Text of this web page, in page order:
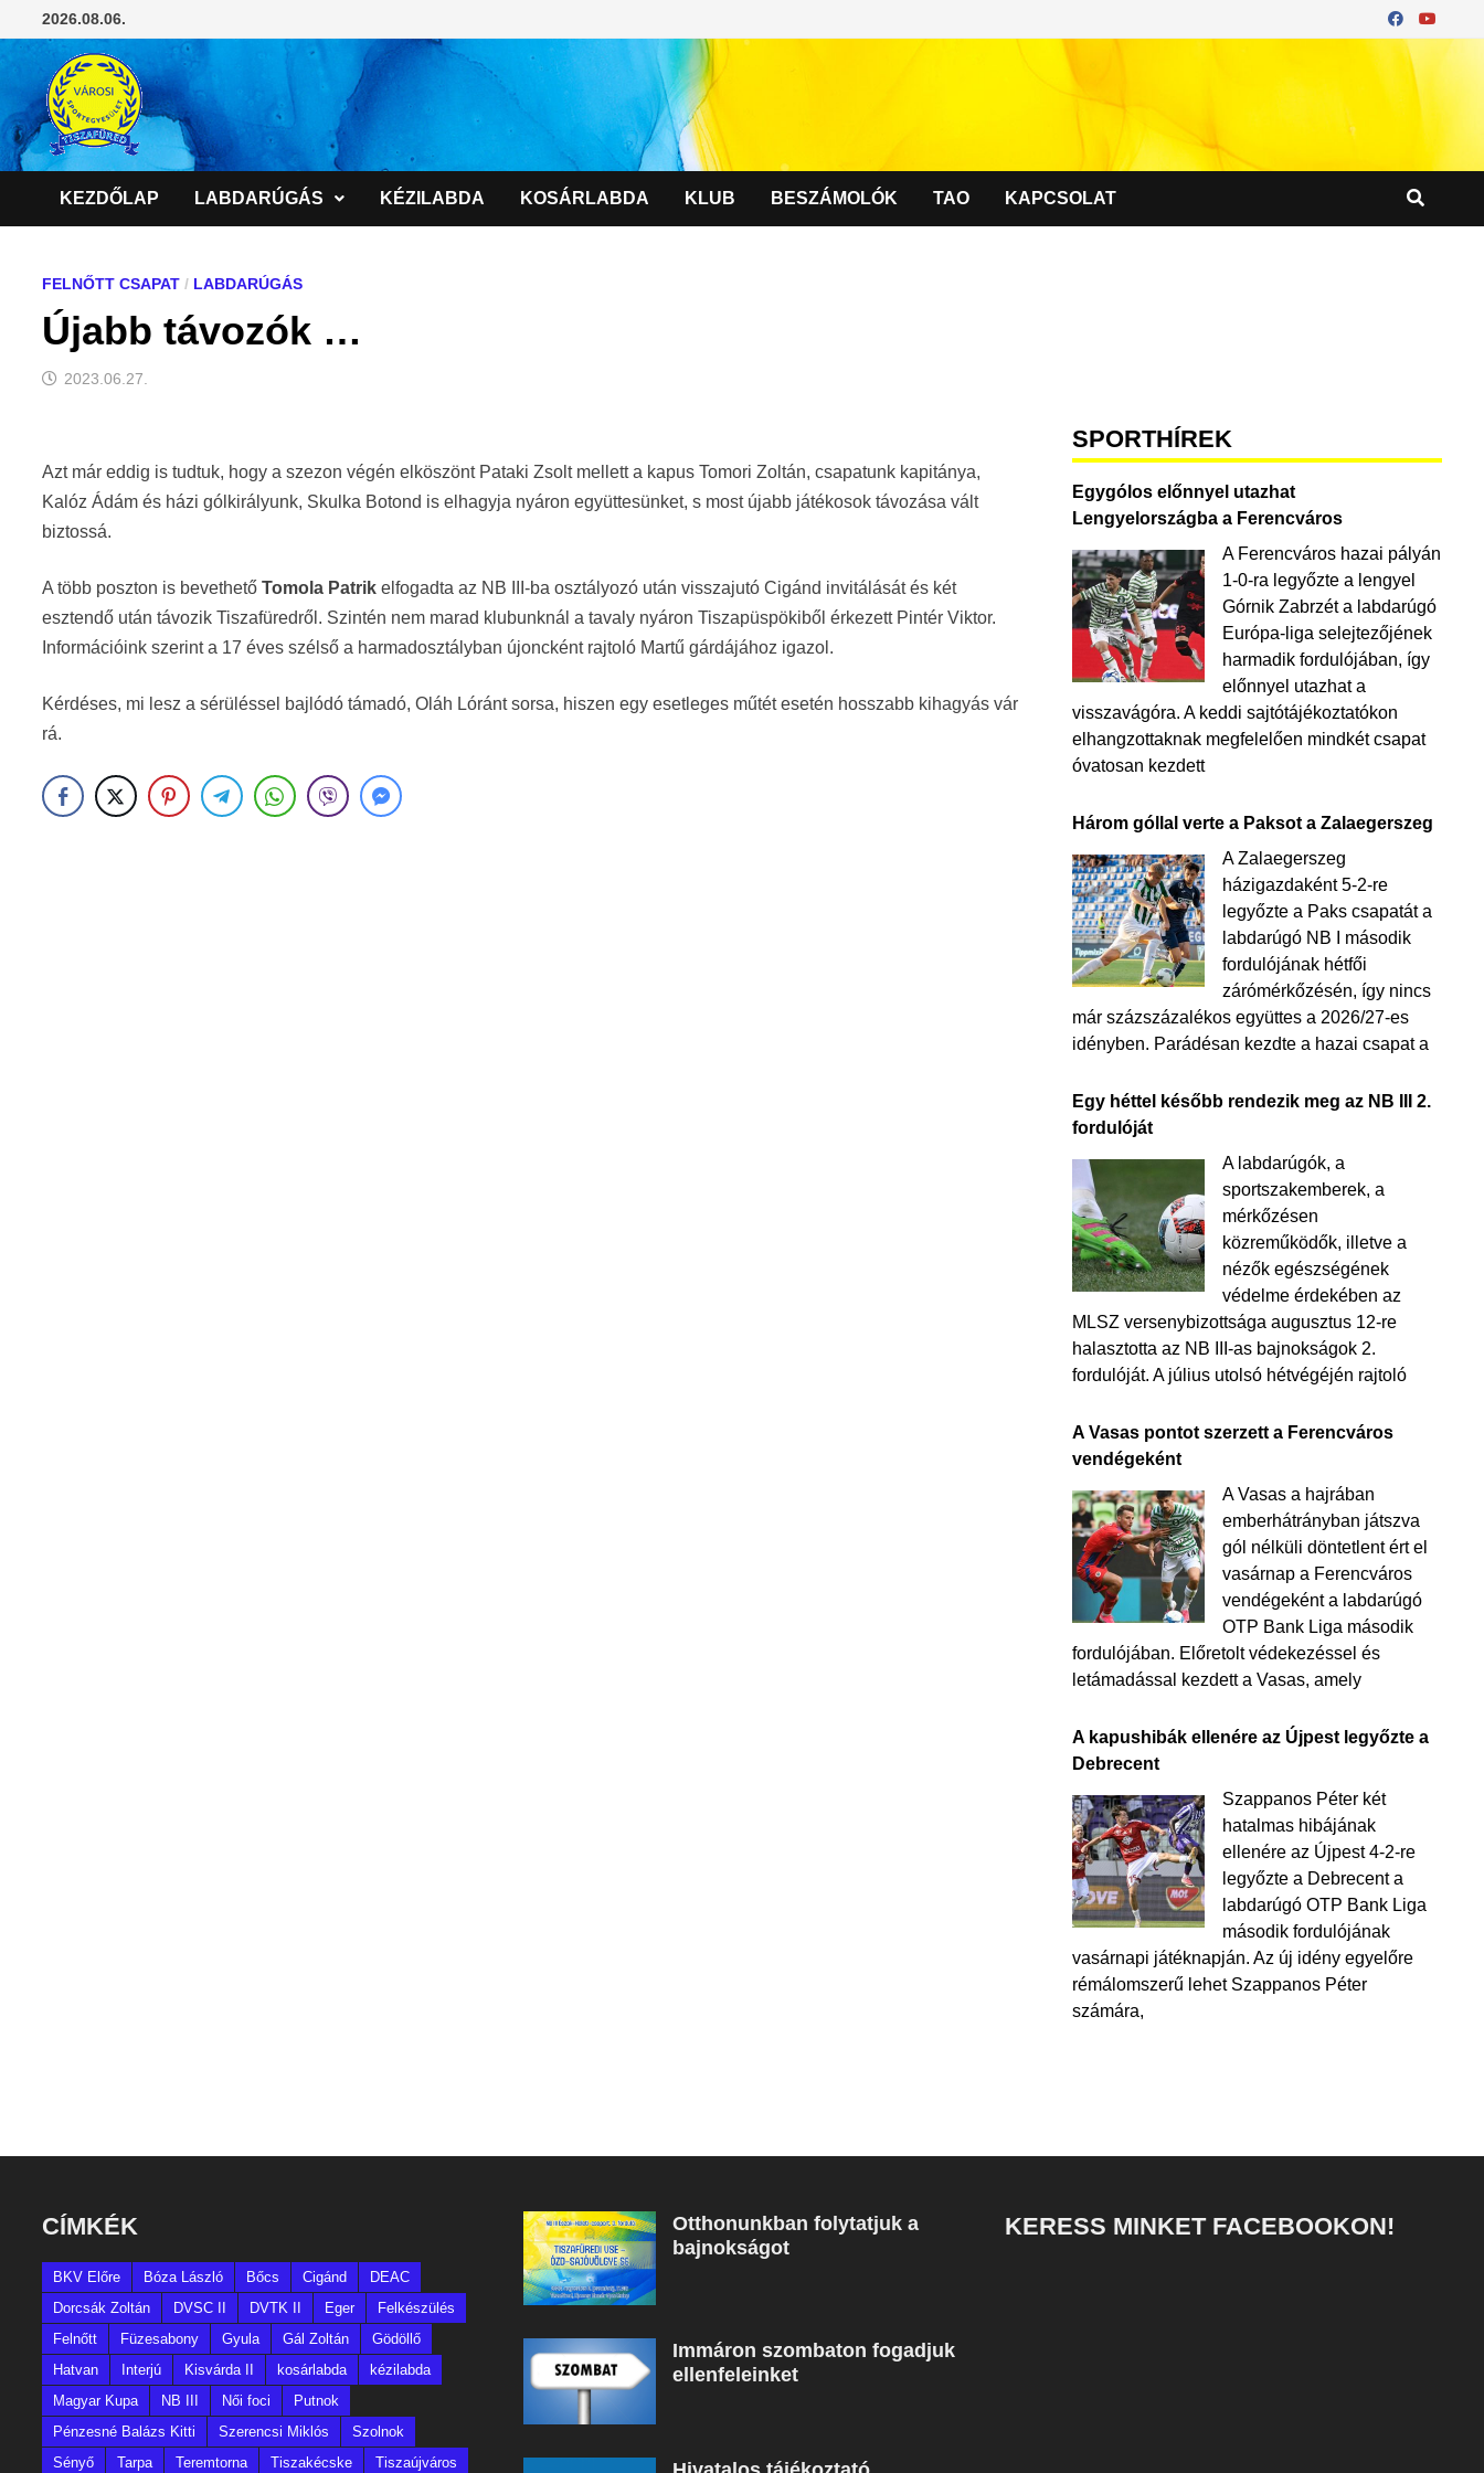
to
2026.08.06.
KEZDŐLAP LABDARÚGÁS KÉZILABDA KOSÁRLABDA KLUB BESZÁMOLÓK TAO KAPCSOLAT
FELNŐTT CSAPAT / LABDARÚGÁS
Újabb távozók …
2023.06.27.
Azt már eddig is tudtuk, hogy a szezon végén elköszönt Pataki Zsolt mellett a kapus Tomori Zoltán, csapatunk kapitánya,
Kalóz Ádám és házi gólkirályunk, Skulka Botond is elhagyja nyáron együttesünket, s most újabb játékosok távozása vált
biztossá.
A több poszton is bevethetőTomola Patrikelfogadta az NB III-ba osztályozó után visszajutó Cigánd invitálását és két
esztendő után távozik Tiszafüredről. Szintén nem marad klubunknál a tavaly nyáron Tiszapüspökiből érkezett Pintér Viktor.
Információink szerint a 17 éves szélső a harmadosztályban újoncként rajtoló Martű gárdájához igazol.
Kérdéses, mi lesz a sérüléssel bajlódó támadó, Oláh Lóránt sorsa, hiszen egy esetleges műtét esetén hosszabb kihagyás vár
rá.
SPORTHÍREK
Egygólos előnnyel utazhat
Lengyelországba a Ferencváros
A Ferencváros hazai pályán
1-0-ra legyőzte a lengyel
Górnik Zabrzét a labdarúgó
Európa-liga selejtezőjének
harmadik fordulójában, így
előnnyel utazhat a
visszavágóra. A keddi sajtótájékoztatókon
elhangzottaknak megfelelően mindkét csapat
óvatosan kezdett
Három góllal verte a Paksot a Zalaegerszeg
A Zalaegerszeg
házigazdaként 5-2-re
legyőzte a Paks csapatát a
labdarúgó NB I második
fordulójának hétfői
zárómérkőzésén, így nincs
már százszázalékos együttes a 2026/27-es
idényben. Parádésan kezdte a hazai csapat a
Egy héttel később rendezik meg az NB III 2.
fordulóját
A labdarúgók, a
sportszakemberek, a
mérkőzésen
közreműködők, illetve a
nézők egészségének
védelme érdekében az
MLSZ versenybizottsága augusztus 12-re
halasztotta az NB III-as bajnokságok 2.
fordulóját. A július utolsó hétvégéjén rajtoló
A Vasas pontot szerzett a Ferencváros
vendégeként
A Vasas a hajrában
emberhátrányban játszva
gól nélküli döntetlent ért el
vasárnap a Ferencváros
vendégeként a labdarúgó
OTP Bank Liga második
fordulójában. Előretolt védekezéssel és
letámadással kezdett a Vasas, amely
A kapushibák ellenére az Újpest legyőzte a
Debrecent
Szappanos Péter két
hatalmas hibájának
ellenére az Újpest 4-2-re
legyőzte a Debrecent a
labdarúgó OTP Bank Liga
második fordulójának
vasárnapi játéknapján. Az új idény egyelőre
rémálomszerű lehet Szappanos Péter
számára,
CÍMKÉK
BKV Előre Bóza László Bőcs Cigánd
DEAC
Dorcsák Zoltán
DVSC II DVTK II Eger
Felkészülés
Felnőtt
Füzesabony Gyula Gál Zoltán
Gödöllő
Hatvan
Interjú Kisvárda II kosárlabda
kézilabda
Magyar Kupa
NB III Női foci
Putnok
Pénzesné Balázs Kitti
Szerencsi Miklós
Szolnok
Sényő
Tarpa Teremtorna Tiszakécske Tiszaújváros
Otthonunkban folytatjuk a
bajnokságot
Immáron szombaton fogadjuk
ellenfeleinket
KERESS MINKET FACEBOOKON!